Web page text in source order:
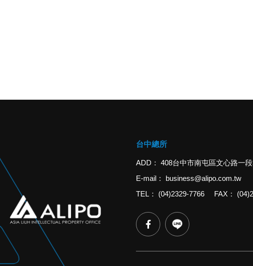
台中總所
ADD
408台中市南屯區文心路一
E-mail
business@alipo.com.tw
TEL
(04)2329-7766 FAX